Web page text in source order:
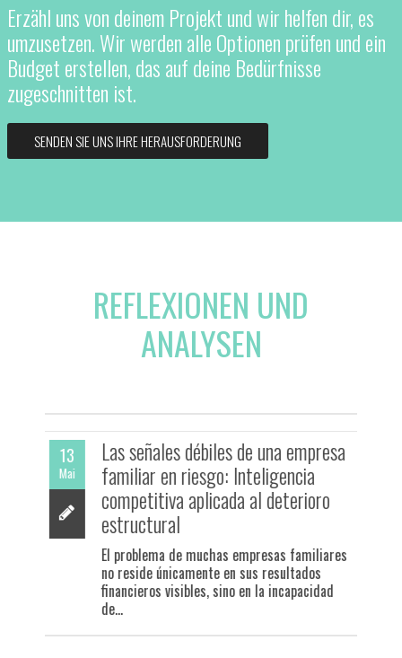
Erzähl uns von deinem Projekt und wir helfen dir, es
umzusetzen. Wir werden alle Optionen prüfen und ein
Budget erstellen, das auf deine Bedürfnisse
zugeschnitten ist.
SENDEN SIE UNS IHRE HERAUSFORDERUNG
REFLEXIONEN UND
ANALYSEN
13
Mai
Las señales débiles de una empresa
familiar en riesgo: Inteligencia
competitiva aplicada al deterioro
estructural
El problema de muchas empresas familiares
no reside únicamente en sus resultados
financieros visibles, sino en la incapacidad
de...